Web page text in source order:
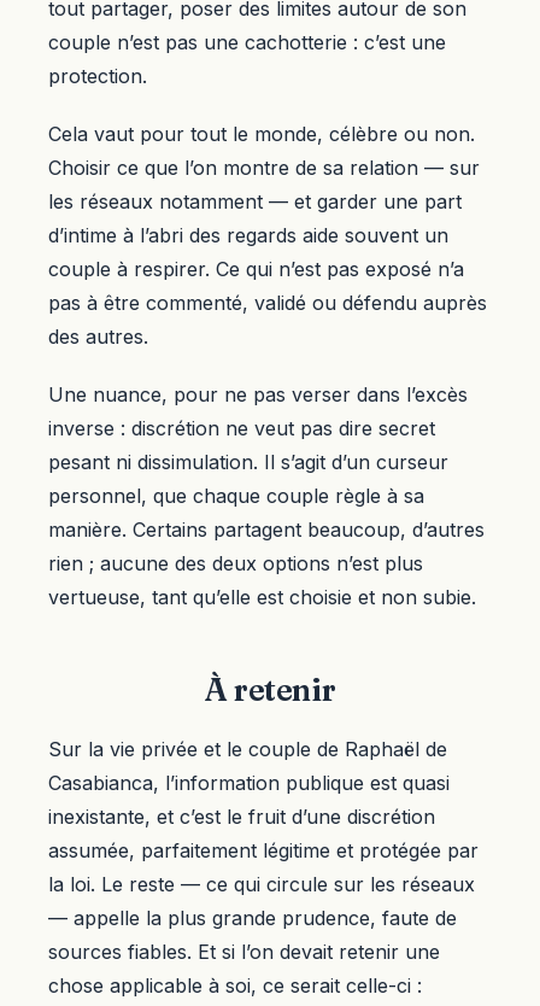
tout partager, poser des limites autour de son
couple n’est pas une cachotterie : c’est une
protection.
Cela vaut pour tout le monde, célèbre ou non.
Choisir ce que l’on montre de sa relation — sur
les réseaux notamment — et garder une part
d’intime à l’abri des regards aide souvent un
couple à respirer. Ce qui n’est pas exposé n’a
pas à être commenté, validé ou défendu auprès
des autres.
Une nuance, pour ne pas verser dans l’excès
inverse : discrétion ne veut pas dire secret
pesant ni dissimulation. Il s’agit d’un curseur
personnel, que chaque couple règle à sa
manière. Certains partagent beaucoup, d’autres
rien ; aucune des deux options n’est plus
vertueuse, tant qu’elle est choisie et non subie.
À retenir
Sur la vie privée et le couple de Raphaël de
Casabianca, l’information publique est quasi
inexistante, et c’est le fruit d’une discrétion
assumée, parfaitement légitime et protégée par
la loi. Le reste — ce qui circule sur les réseaux
— appelle la plus grande prudence, faute de
sources fiables. Et si l’on devait retenir une
chose applicable à soi, ce serait celle-ci :